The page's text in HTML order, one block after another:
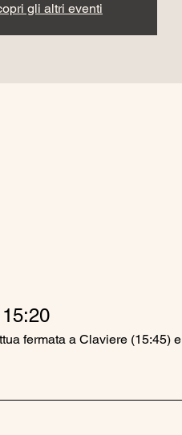
gli altri eventi
fermata a Claviere (15:45) e